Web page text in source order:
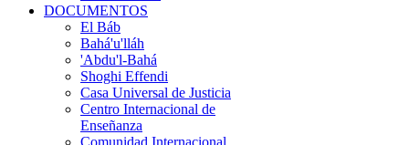
DOCUMENTOS
El Báb
Bahá'u'lláh
'Abdu'l-Bahá
Shoghi Effendi
Casa Universal de Justicia
Centro Internacional de
Enseñanza
Comunidad Internacional